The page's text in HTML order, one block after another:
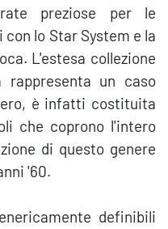
preziose per le
lo Star System e la
L'estesa collezione
rappresenta un caso
è infatti costituita
che coprono l'intero
di questo genere
'60.
definibili